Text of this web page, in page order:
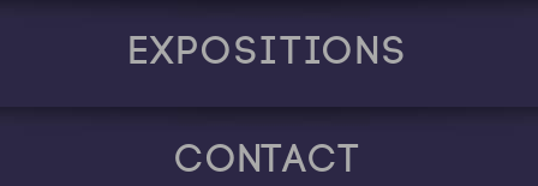
Expositions
Contact